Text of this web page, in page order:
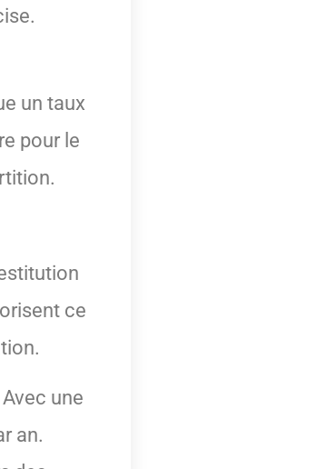
un taux
pour le
ce
une
an.